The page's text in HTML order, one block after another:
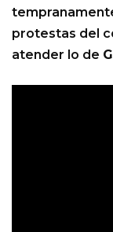
protestas del
atender lo de